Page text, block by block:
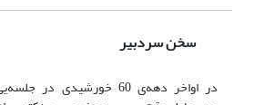
سخن سردبیر
در اواخر دهه‌ی 60 خورشیدی